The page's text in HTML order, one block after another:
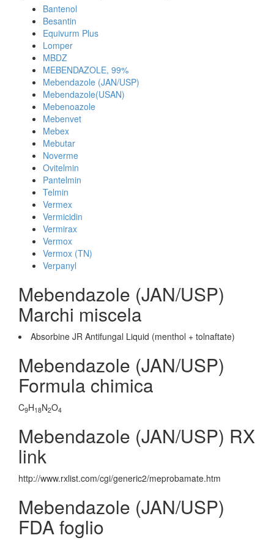
Bantenol
Besantin
Equivurm Plus
Lomper
MBDZ
MEBENDAZOLE, 99%
Mebendazole (JAN/USP)
Mebendazole(USAN)
Mebenoazole
Mebenvet
Mebex
Mebutar
Noverme
Ovitelmin
Pantelmin
Telmin
Vermex
Vermicidin
Vermirax
Vermox
Vermox (TN)
Verpanyl
Mebendazole (JAN/USP)
Marchi miscela
Absorbine JR Antifungal Liquid (menthol + tolnaftate)
Mebendazole (JAN/USP)
Formula chimica
C9H18N2O4
Mebendazole (JAN/USP) RX
link
http://www.rxlist.com/cgi/generic2/meprobamate.htm
Mebendazole (JAN/USP)
FDA foglio